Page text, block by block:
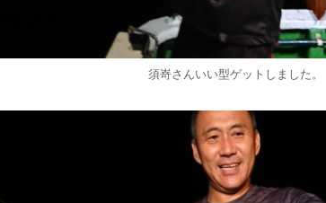
須嵜さんいい型ゲットしました。